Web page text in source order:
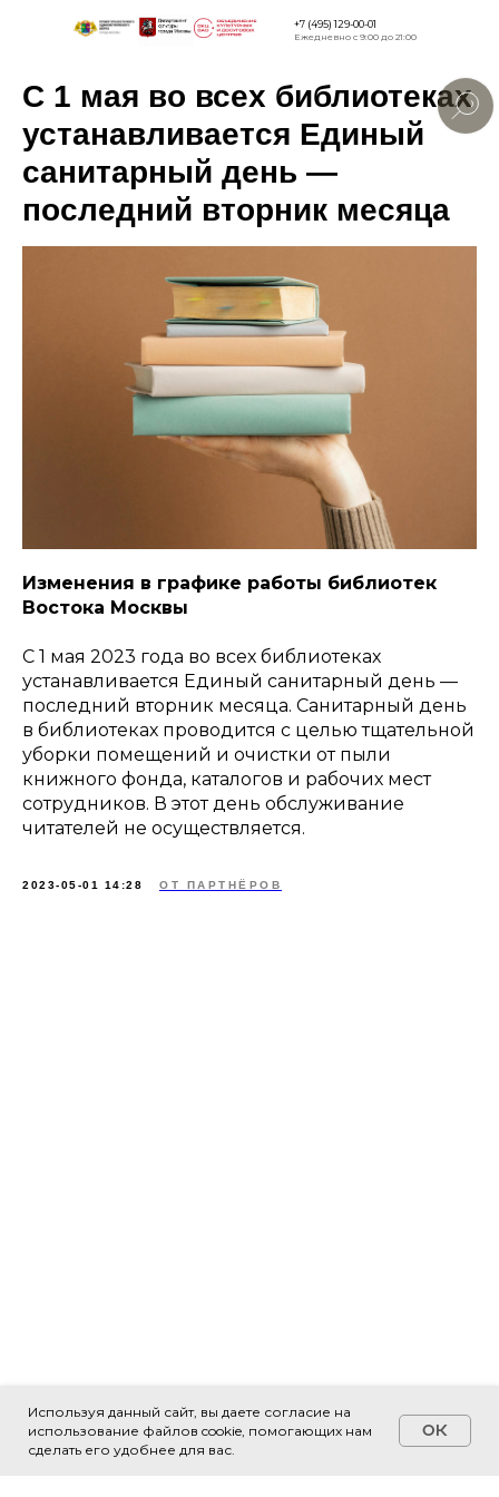
Версия для
+7 (495) 129-00-01
Ежедневно с 9:00 до 21:00
Используя данный сайт, вы даете согласие на
использование файлов cookie, помогающих нам
сделать его удобнее для вас.
OK
Свяжитесь с нами!
C 1 мая во всех библиотеках
устанавливается Единый
санитарный день —
последний вторник месяца
Изменения в графике работы библиотек
Востока Москвы
C 1 мая 2023 года во всех библиотеках
устанавливается Единый санитарный день —
последний вторник месяца. Санитарный день
в библиотеках проводится с целью тщательной
уборки помещений и очистки от пыли
книжного фонда, каталогов и рабочих мест
сотрудников. В этот день обслуживание
читателей не осуществляется.
2023-05-01 14:28 ОТ ПАРТНЁРОВ